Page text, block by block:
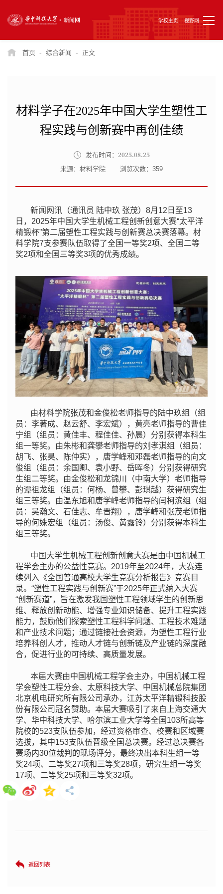
学校主页 视野网
首页 - 综合新闻 - 正文
材料学子在2025年中国大学生塑性工
程实践与创新赛中再创佳绩
发布时间： 2025.08.25
来源：材料学院 浏览次数： 359
新闻网讯（通讯员 陆中玖 张茂）8月12日至13
日，2025年中国大学生机械工程创新创意大赛“太平洋
精锻杯”第二届塑性工程实践与创新赛总决赛落幕。材
料学院7支参赛队伍取得了全国一等奖2项、全国二等
奖2项和全国三等奖3项的优秀成绩。
由材料学院张茂和金俊松老师指导的陆中玖组（组
员：李著成、赵云舒、李宏斌），黄亮老师指导的曹佳
宁组（组员：黄佳丰、程佳佳、孙晨）分别获得本科生
组一等奖。由朱彬和龚攀老师指导的刘孝淇组（组员：
胡飞、张昊、陈仲实），唐学峰和邓磊老师指导的向文
俊组（组员：余国卿、袁小野、岳晖冬）分别获得研究
生组二等奖。由金俊松和龙锦川（中南大学）老师指导
的谭祖龙组（组员：何杨、曾攀、彭琪越）获得研究生
组三等奖。由温东旭和唐学峰老师指导的闫柯滨组（组
员：吴瀚文、石佳志、牟晋翔），唐学峰和张茂老师指
导的何姝宏组（组员：汤俊、黄露铃）分别获得本科生
组三等奖。
中国大学生机械工程创新创意大赛是由中国机械工
程学会主办的公益性竞赛。2019年至2024年，大赛连
续列入《全国普通高校大学生竞赛分析报告》竞赛目
录。“塑性工程实践与创新赛”于2025年正式纳入大赛
“创新赛道”，旨在激发我国塑性工程领域学生的创新思
维、释放创新动能、增强专业知识储备、提升工程实践
能力，鼓励他们探索塑性工程科学问题、工程技术难题
和产业技术问题；通过链接社会资源，为塑性工程行业
培养科创人才，推动人才链与创新链及产业链的深度融
合，促进行业的可持续、高质量发展。
本届大赛由中国机械工程学会主办，中国机械工程
学会塑性工程分会、太原科技大学、中国机械总院集团
北京机电研究所有限公司承办，江苏太平洋精锻科技股
份有限公司冠名赞助。本届大赛吸引了来自上海交通大
学、华中科技大学、哈尔滨工业大学等全国103所高等
院校的523支队伍参加，经过资格审查、校赛和区域赛
选拔，其中153支队伍晋级全国总决赛。经过总决赛各
赛场内30位裁判的现场评分，最终决出本科生组一等
奖24项、二等奖27项和三等奖28项，研究生组一等奖
17项、二等奖25项和三等奖32项。
返回列表